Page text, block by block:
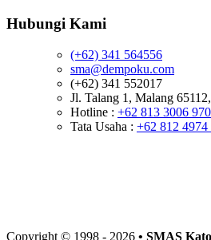
Hubungi Kami
(+62) 341 564556
sma@dempoku.com
(+62) 341 552017
Jl. Talang 1, Malang
Hotline : +62 813 3006
Tata Usaha : +62 812 4974
Copyright © 1998 - 2026 • SMAS